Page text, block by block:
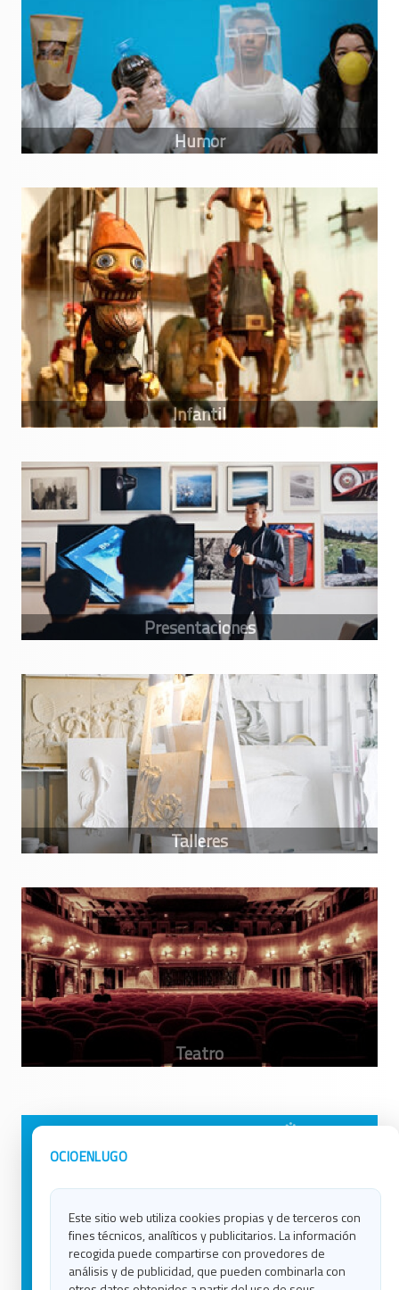
OCIOENLUGO
Este sitio web utiliza cookies propias y de terceros con
fines técnicos, analíticos y publicitarios. La información
recogida puede compartirse con provedores de
análisis y de publicidad, que pueden combinarla con
Avisos Legales
Contacto
Política de Cookies
Ocio en Lugo
Ocio en Ourense
Ocio en Pontevedra
Ocio en Santiago